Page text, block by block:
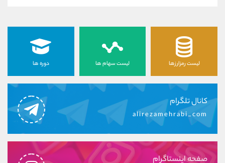
لیست رمزارزها لیست سهام ها دوره ها
کانال تلگرام
alirezamehrabi_com
صفحه اینستاگرام